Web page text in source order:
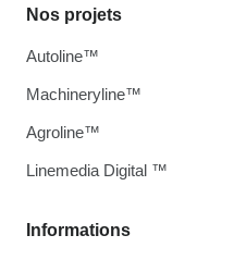
Informations
Nos projets
Autoline™
Machineryline™
Agroline™
Linemedia Digital ™